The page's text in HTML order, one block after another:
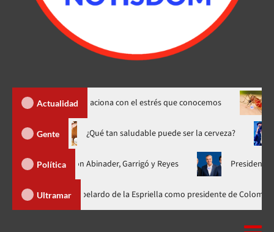
Actualidad
y cómo se relaciona con el estrés que conocemos Dengue
Gente
hasta 20 de agosto ¿Qué tan saludable puede ser la
Política
con Abinader, Garrigó y Reyes Presidente
Ultramar
participa en la investidura de Abelardo de la Espriella como